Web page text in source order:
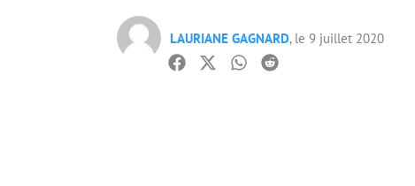
LAURIANE GAGNARD, le 9 juillet 2020
Facebook
TwitterWhatsapp
Reddit